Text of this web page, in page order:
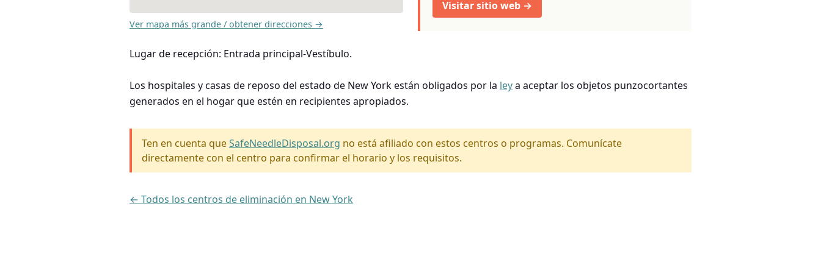
Ver mapa más grande / obtener direcciones →
Visitar sitio web →
Lugar de recepción: Entrada principal-Vestíbulo.
Los hospitales y casas de reposo del estado de New York están obligados por la leya aceptar los objetos punzocortantes
generados en el hogar que estén en recipientes apropiados.
Ten en cuenta queSafeNeedleDisposal.org no está afiliado con estos centros o programas. Comunícate
directamente con el centro para confirmar el horario y los requisitos.
← Todos los centros de eliminación en New York